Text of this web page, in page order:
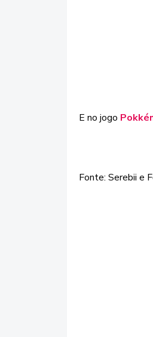
E no jogo
Fonte: Serebii e